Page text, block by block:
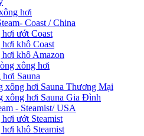
hơi
Coast / China
ướt Coast
khô Coast
khô Amazon
xông hơi
Sauna
xông hơi Sauna Thương Mại
xông hơi Sauna Gia Đình
- Steamist/ USA
ướt Steamist
khô Steamist